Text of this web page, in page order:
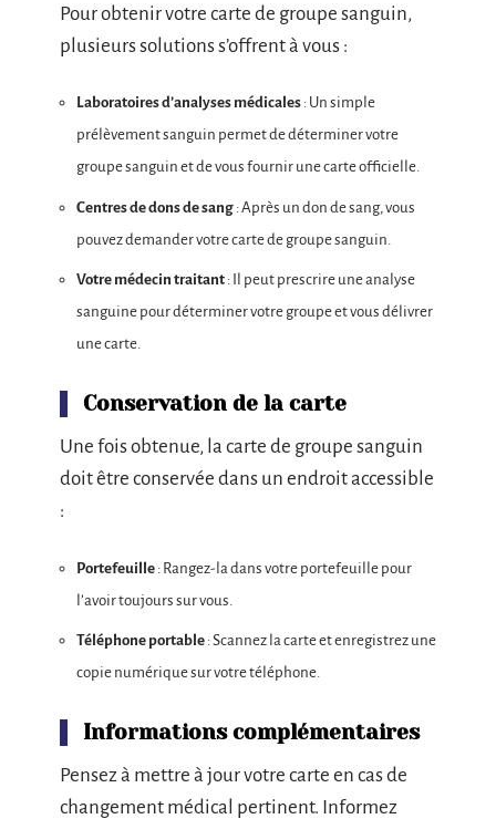
Pour obtenir votre carte de groupe sanguin,
plusieurs solutions s’offrent à vous :
Laboratoires d’analyses médicales : Un simple
prélèvement sanguin permet de déterminer votre
groupe sanguin et de vous fournir une carte officielle.
Centres de dons de sang : Après un don de sang, vous
pouvez demander votre carte de groupe sanguin.
Votre médecin traitant : Il peut prescrire une analyse
sanguine pour déterminer votre groupe et vous délivrer
une carte.
Conservation de la carte
Une fois obtenue, la carte de groupe sanguin
doit être conservée dans un endroit accessible
:
Portefeuille : Rangez-la dans votre portefeuille pour
l’avoir toujours sur vous.
Téléphone portable : Scannez la carte et enregistrez une
copie numérique sur votre téléphone.
Informations complémentaires
Pensez à mettre à jour votre carte en cas de
changement médical pertinent. Informez